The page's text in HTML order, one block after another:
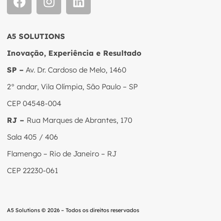
A5 SOLUTIONS
Inovação, Experiência e Resultado
SP – Av. Dr. Cardoso de Melo, 1460
2° andar, Vila Olímpia, São Paulo – SP
CEP 04548-004
RJ – Rua Marques de Abrantes, 170
Sala 405 / 406
Flamengo – Rio de Janeiro – RJ
CEP 22230-061
A5 Solutions © 2026 – Todos os direitos reservados